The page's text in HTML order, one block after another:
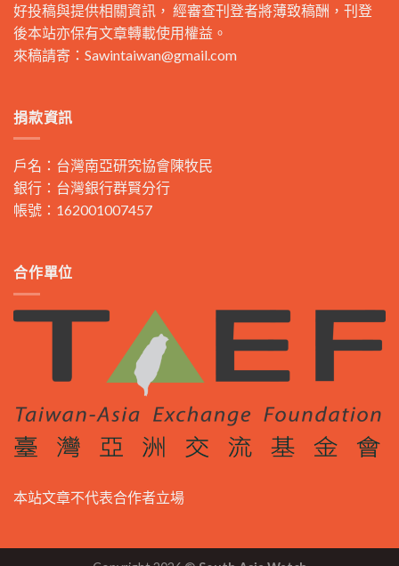
好投稿與提供相關資訊， 經審查刊登者將薄致稿酬，刊登
後本站亦保有文章轉載使用權益。
來稿請寄： Sawintaiwan@gmail.com
捐款資訊
戶名：台灣南亞研究協會陳牧民
銀行：台灣銀行群賢分行
帳號：162001007457
合作單位
本站文章不代表合作者立場